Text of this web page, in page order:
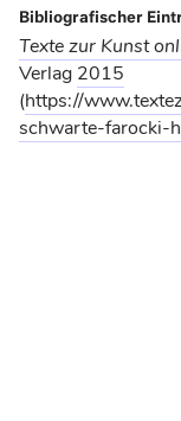
Bibliografischer
Texte zur Kunst
Verlag 2015
(https://
schwarte-farocki-